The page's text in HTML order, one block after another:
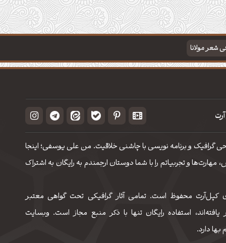
شعر مولانا
گرافیک و برنامه نویسی با چاشنی خلاقیت. من علی یوسفی؛ اینجا
و تجربیاتم را با شما دوستان ارجمندم به رایگان به اشتراک
کپل‌آرت محفوظ است. تمامی آثار گرافیکی تحت گواهی معتبر
یافته‌اند، استفاده رایگان تنها با ذکر منبع مجاز است. وبسایت
دارد.